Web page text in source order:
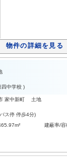
物件の詳細を見る
四中学校 )
家中新町 土地
ス停 停歩4分)
建蔽率/容